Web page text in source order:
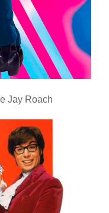
Jay Roach